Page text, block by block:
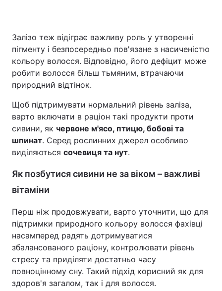
Залізо теж відіграє важливу роль у утворенні
пігменту і безпосередньо пов'язане з насиченістю
кольору волосся. Відповідно, його дефіцит може
робити волосся більш тьмяним, втрачаючи
природний відтінок.
Щоб підтримувати нормальний рівень заліза,
варто включати в раціон такі продукти проти
сивини, як червоне м'ясо, птицю, бобові та
шпинат. Серед рослинних джерел особливо
виділяються сочевиця та нут.
Як позбутися сивини не за віком – важливі
вітаміни
Перш ніж продовжувати, варто уточнити, що для
підтримки природного кольору волосся фахівці
насамперед радять дотримуватися
збалансованого раціону, контролювати рівень
стресу та приділяти достатньо часу
повноцінному сну. Такий підхід корисний як для
здоров'я загалом, так і для волосся.